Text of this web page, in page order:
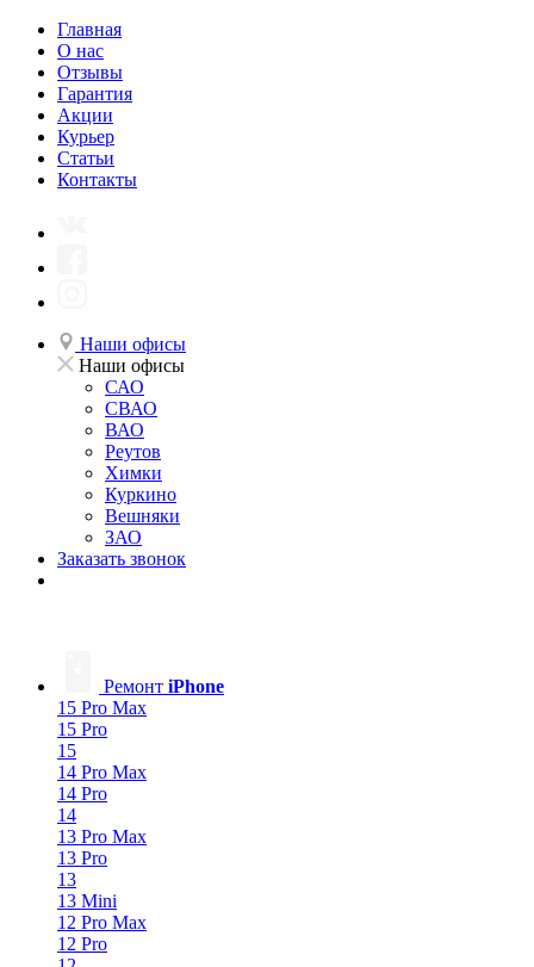
Главная
О нас
Отзывы
Гарантия
Акции
Курьер
Статьи
Контакты
Наши офисы
Наши офисы
САО
СВАО
ВАО
Реутов
Химки
Куркино
Вешняки
ЗАО
Заказать звонок
Ремонт iPhone
15 Pro Max
15 Pro
15
14 Pro Max
14 Pro
14
13 Pro Max
13 Pro
13
13 Mini
12 Pro Max
12 Pro